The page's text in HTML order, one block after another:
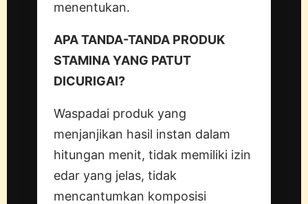
menentukan.
APA TANDA-TANDA PRODUK
STAMINA YANG PATUT
DICURIGAI?
Waspadai produk yang
menjanjikan hasil instan dalam
hitungan menit, tidak memiliki izin
edar yang jelas, tidak
mencantumkan komposisi